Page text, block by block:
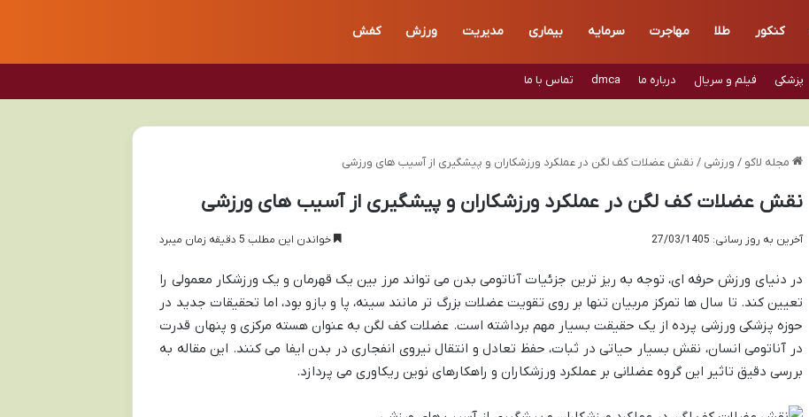
کنکور طلا مهاجرت سرمایه بیماری مدیریت ورزش کفش
پزشکی فیلم و سریال درباره ما dmca تماس با ما
مجله لاکو / ورزشی / نقش عضلات کف لگن در عملکرد ورزشکاران و پیشگیری از آسیب های ورزشی
نقش عضلات کف لگن در عملکرد ورزشکاران و پیشگیری از آسیب های ورزشی
آخرین به روز رسانی: 27/03/1405 خواندن این مطلب 5 دقیقه زمان میبرد
در دنیای ورزش حرفه ای، توجه به ریز ترین جزئیات آناتومی بدن می تواند مرز بین یک قهرمان و یک ورزشکار معمولی را
تعیین کند. تا سال ها تمرکز مربیان تنها بر روی تقویت عضلات بزرگ تر مانند سینه، پا و بازو بود، اما تحقیقات جدید در
حوزه پزشکی ورزشی پرده از یک حقیقت بسیار مهم برداشته است. عضلات کف لگن به عنوان هسته مرکزی و پنهان قدرت
در آناتومی انسان، نقش بسیار حیاتی در ثبات، حفظ تعادل و انتقال نیروی انفجاری در بدن ایفا می کنند. این مقاله به
بررسی دقیق تاثیر این گروه عضلانی بر عملکرد ورزشکاران و راهکارهای نوین ریکاوری می پردازد.